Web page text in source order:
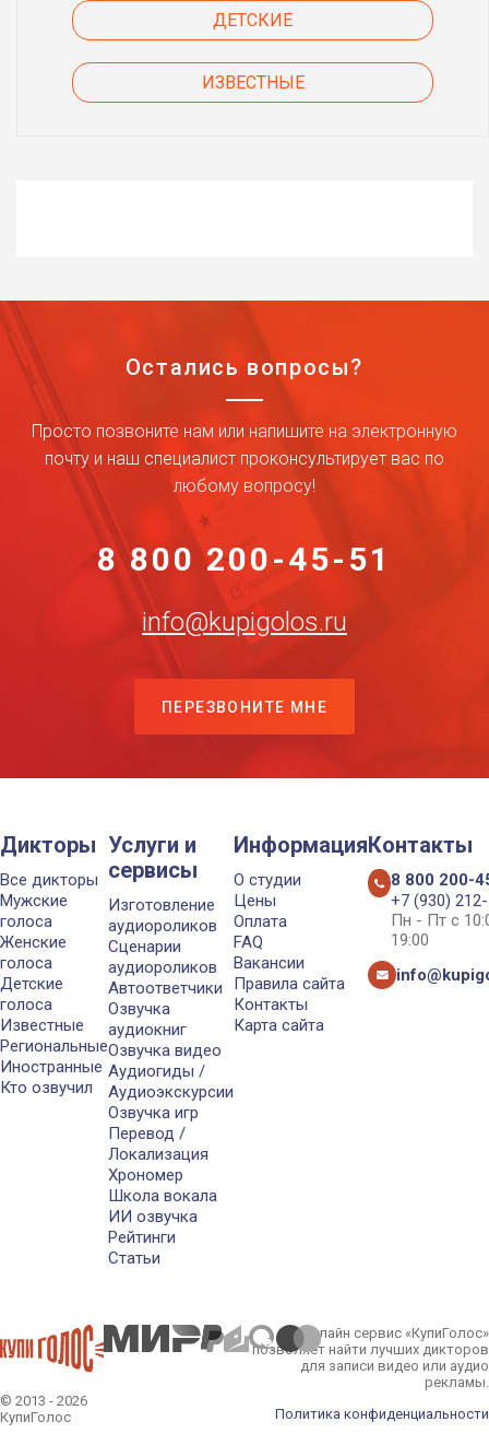
ДЕТСКИЕ
ИЗВЕСТНЫЕ
Остались вопросы?
Просто позвоните нам или напишите на электронную
почту и наш специалист проконсультирует вас по
любому вопросу!
8 800 200-45-51
info@kupigolos.ru
ПЕРЕЗВОНИТЕ МНЕ
Дикторы
Все дикторы
Мужские
голоса
Женские
голоса
Детские
голоса
Известные
Региональные
Иностранные
Кто озвучил
Услуги и
сервисы
Изготовление
аудиороликов
Сценарии
аудиороликов
Автоответчики
Озвучка
аудиокниг
Озвучка видео
Аудиогиды /
Аудиоэкскурсии
Озвучка игр
Перевод /
Локализация
Хрономер
Школа вокала
ИИ озвучка
Рейтинги
Статьи
Информация
О студии
Цены
Оплата
FAQ
Вакансии
Правила сайта
Контакты
Карта сайта
Контакты
8 800 200-
+7 (930)
Пн - Пт с
19:00
© 2013 - 2026
КупиГолос
Онлайн сервис «КупиГолос»
позволяет найти лучших дикторов
для записи видео или аудио
рекламы.
Политика конфиденциальности